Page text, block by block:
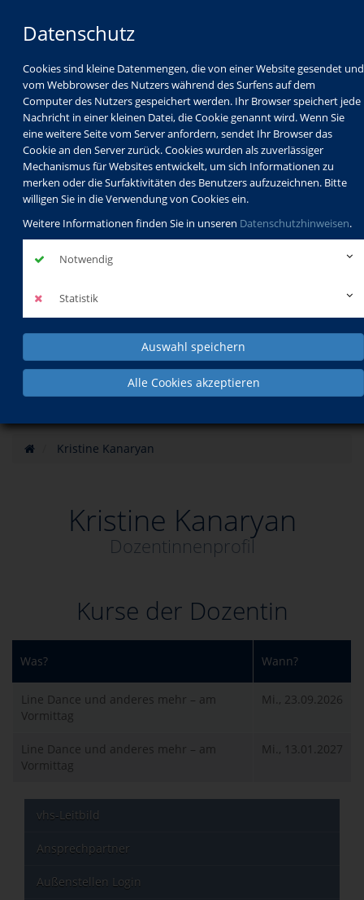
Datenschutz
Cookies sind kleine Datenmengen, die von einer Website gesendet und
vom Webbrowser des Nutzers während des Surfens auf dem
Computer des Nutzers gespeichert werden. Ihr Browser speichert jede
Nachricht in einer kleinen Datei, die Cookie genannt wird. Wenn Sie
eine weitere Seite vom Server anfordern, sendet Ihr Browser das
Cookie an den Server zurück. Cookies wurden als zuverlässiger
Mechanismus für Websites entwickelt, um sich Informationen zu
merken oder die Surfaktivitäten des Benutzers aufzuzeichnen. Bitte
willigen Sie in die Verwendung von Cookies ein.
Weitere Informationen finden Sie in unseren Datenschutzhinweisen.
Notwendig
Statistik
Auswahl speichern
Alle Cookies akzeptieren
Programm
Schulabschlüsse
Schulkindbetreuung
Service
Kristine Kanaryan
Kristine Kanaryan
Dozentinnenprofil
Kurse der Dozentin
Was? Wann?
Line Dance und anderes mehr – am
Vormittag
Mi., 23.09.2026
Line Dance und anderes mehr – am
Vormittag
Mi., 13.01.2027
vhs-Leitbild
Ansprechpartner
Außenstellen Login